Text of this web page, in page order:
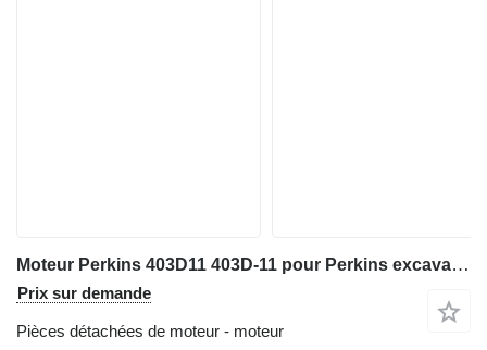
Moteur Perkins 403D11 403D-11 pour Perkins excavator
Prix sur demande
Pièces détachées de moteur - moteur